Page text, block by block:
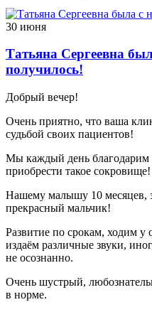
30 июня
Татьяна Сергеевна
получилось!
Добрый вечер!
Очень приятно, что ваша
судьбой своих пациентов!
Мы каждый день благодарим
приобрести такое сокровище!
Нашему малышу 10 месяцев,
прекрасный мальчик!
Развитие по срокам, ходим у
издаём различные звуки,
не осознанно.
Очень шустрый,
в норме.